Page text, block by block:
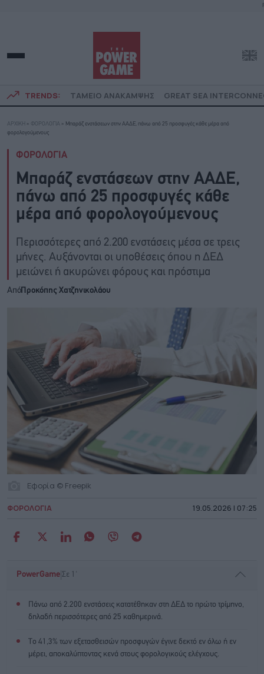
TRENDS: ΤΑΜΕΙΟ ΑΝΑΚΑΜΨΗΣ GREAT SEA
ΑΡΧΙΚΗ » ΦΟΡΟΛΟΓΙΑ » Μπαράζ ενστάσεων στην ΑΑΔΕ, πάνω από 25 προσφυγές κάθε μέρα από
φορολογούμενους
ΦΟΡΟΛΟΓΙΑ
Μπαράζ ενστάσεων στην ΑΑΔΕ,
πάνω από 25 προσφυγές κάθε
μέρα από φορολογούμενους
Περισσότερες από 2.200 ενστάσεις μέσα σε τρεις
μήνες. Αυξάνονται οι υποθέσεις όπου η ΔΕΔ
μειώνει ή ακυρώνει φόρους και πρόστιμα
ΑπόΠροκόπης Χατζηνικολάου
Εφορία © Freepik
ΦΟΡΟΛΟΓΙΑ 19.05.2026 | 07:25
PowerGame Σε 1'
Πάνω από 2.200 ενστάσεις κατατέθηκαν στη ΔΕΔ το πρώτο τρίμηνο,
δηλαδή περισσότερες από 25 καθημερινά.
Το 41,3% των εξετασθεισών προσφυγών έγινε δεκτό εν όλω ή εν
μέρει, αποκαλύπτοντας κενά στους φορολογικούς ελέγχους.